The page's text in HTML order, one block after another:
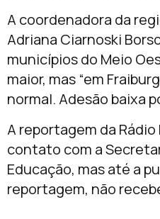
A coordenadora da
Adriana Ciarnoski
municípios do Meio
maior, mas “em
normal. Adesão baixa
A reportagem da
contato com a
Educação, mas até a
reportagem, não